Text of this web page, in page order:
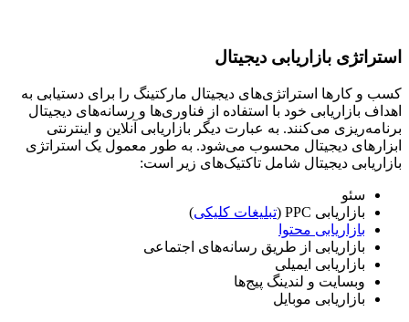
استراتژی بازاریابی دیجیتال
کسب و کارها استراتژی‌های دیجیتال مارکتینگ را برای دستیابی به
اهداف بازاریابی خود با استفاده از فناوری‌ها و رسانه‌های دیجیتال
برنامه‌ریزی می‌کنند. به عبارت دیگر بازاریابی آنلاین و اینترنتی
ابزارهای دیجیتال محسوب می‌شود. به طور معمول یک استراتژی
بازاریابی دیجیتال شامل تاکتیک‌های زیر است:
سئو
بازاریابی PPC (
تبلیغات کلیکی)
بازاریابی محتوا
بازاریابی از طریق رسانه‌های اجتماعی
بازاریابی ایمیلی
وبسایت و لندینگ پیج‌ها
بازاریابی موبایل